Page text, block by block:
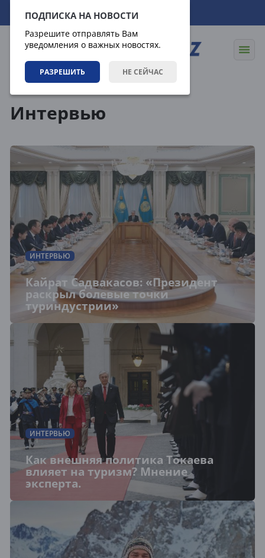
ПОДПИСКА НА НОВОСТИ
Разрешите отправлять Вам
уведомления о важных новостях.
РАЗРЕШИТЬ НЕ СЕЙЧАС
08.08.2026 03:07:56
Интервью
ИНТЕРВЬЮ
Кайрат Садвакасов: «Президент
раскрыл болевые точки
туриндустрии»
ИНТЕРВЬЮ
Как внешняя политика Токаева
влияет на туризм? Мнение
эксперта.